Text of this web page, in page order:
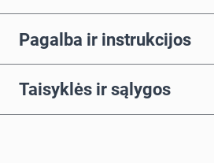
Pagalba ir instrukcijos
Taisyklės ir sąlygos